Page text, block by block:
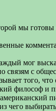
мы готовы
мог
связям с
того,
философ
чего